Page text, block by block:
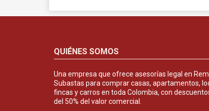
QUIÉNES SOMOS
Una empresa que ofrece asesorías legal en
Subastas para comprar casas, apartamentos,
fincas y carros en toda Colombia, con
del 50% del valor comercial.